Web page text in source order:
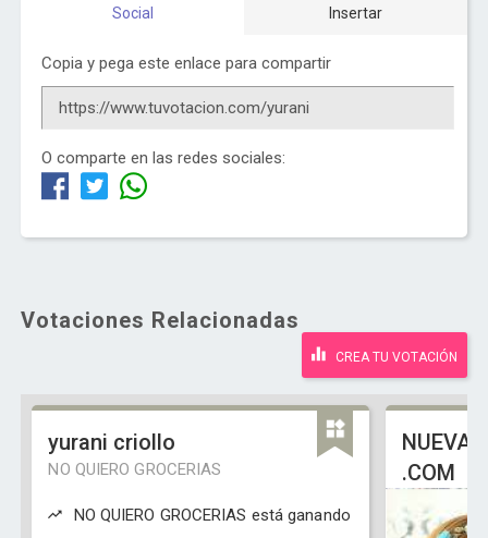
Social Insertar
Copia y pega este enlace para compartir
O comparte en las redes sociales:
Votaciones Relacionadas
CREA TU VOTACIÓN
yurani criollo
NO QUIERO GROCERIAS
NO QUIERO GROCERIAS está ganando
NUEVA
.COM